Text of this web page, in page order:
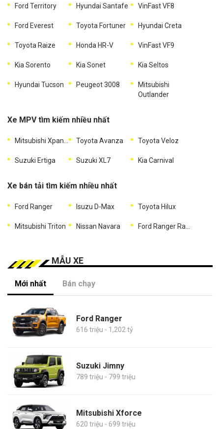
Ford Territory Hyundai Santafe VinFast VF8
Ford Everest Toyota Fortuner Hyundai Creta
Toyota Raize Honda HR-V VinFast VF9
Kia Sorento Kia Sonet Kia Seltos
Hyundai Tucson Peugeot 3008
Mitsubishi
Outlander
Xe MPV tìm kiếm nhiều nhất
Toyota Avanza Toyota Veloz
Suzuki Ertiga Suzuki XL7 Kia Carnival
Xe bán tải tìm kiếm nhiều nhất
Ford Ranger Isuzu D-Max Toyota Hilux
Mitsubishi Triton Nissan Navara
MẪU XE
Mới nhất Bán chạy
Ford Ranger
616 triệu - 1,202 tỷ
Suzuki Jimny
789 triệu - 799 triệu
Mitsubishi Xforce
620 triệu - 699 triệu